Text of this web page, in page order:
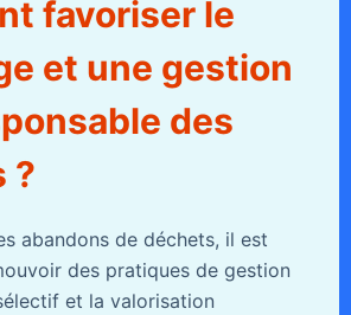
favoriser le
et une gestion
des
?
abandons de déchets, il est
des pratiques de gestion
et la valorisation